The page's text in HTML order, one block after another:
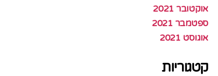
אוקטובר 2021
ספטמבר 2021
אוגוסט 2021
קטגוריות